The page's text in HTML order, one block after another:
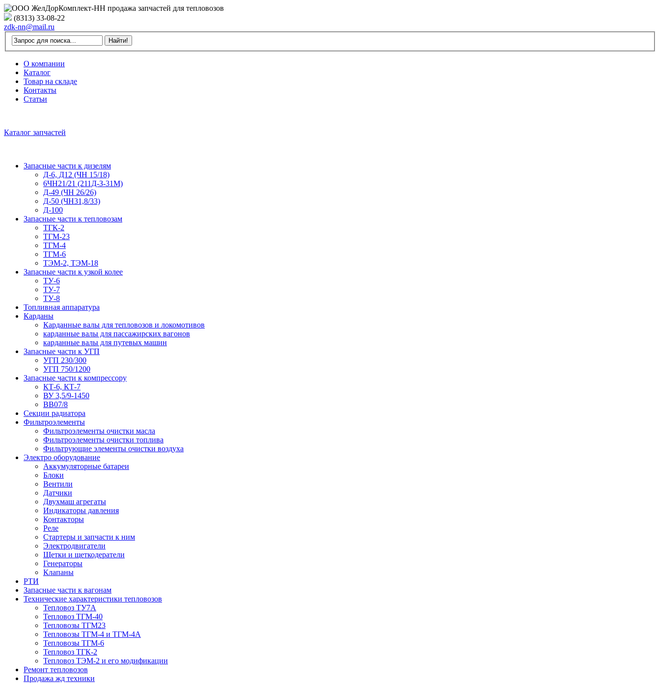
(8313) 33-08-22
zdk-nn@mail.ru
О компании
Каталог
Товар на складе
Контакты
Статьи
Каталог запчастей
Запасные части к дизелям
Д-6, Д12 (ЧН 15/18)
6ЧН21/21 (211Д-З-31М)
Д-49 (ЧН 26/26)
Д-50 (ЧН31,8/33)
Д-100
Запасные части к тепловозам
ТГК-2
ТГМ-23
ТГМ-4
ТГМ-6
ТЭМ-2, ТЭМ-18
Запасные части к узкой колее
ТУ-6
ТУ-7
ТУ-8
Топливная аппаратура
Карданы
Карданные валы для тепловозов и локомотивов
карданные валы для пассажирских вагонов
карданные валы для путевых машин
Запасные части к УГП
УГП 230/300
УГП 750/1200
Запасные части к компрессору
КТ-6, КТ-7
ВУ 3,5/9-1450
ВВ07/8
Секции радиатора
Фильтроэлементы
Фильтроэлементы очистки масла
Фильтроэлементы очистки топлива
Фильтрующие элементы очистки воздуха
Электро оборудование
Аккумуляторные батареи
Блоки
Вентили
Датчики
Двухмаш агрегаты
Индикаторы давления
Контакторы
Реле
Стартеры и запчасти к ним
Электродвигатели
Щетки и щеткодератели
Генераторы
Клапаны
РТИ
Запасные части к вагонам
Технические характеристики тепловозов
Тепловоз ТУ7А
Тепловоз ТГМ-40
Тепловозы ТГМ23
Тепловозы ТГМ-4 и ТГМ-4А
Тепловозы ТГМ-6
Тепловоз ТГК-2
Тепловоз ТЭМ-2 и его модификации
Ремонт тепловозов
Продажа жд техники